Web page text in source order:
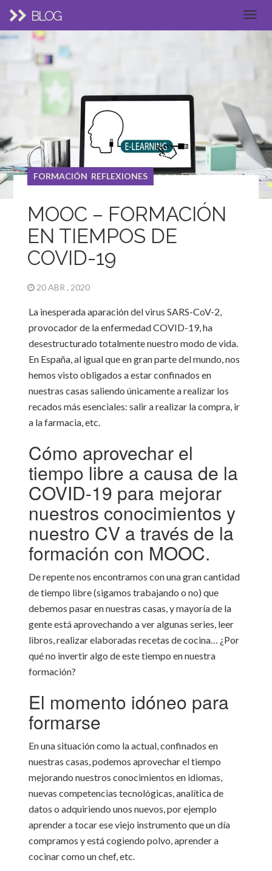
BLOG
FORMACIÓN, REFLEXIONES
MOOC – FORMACIÓN
EN TIEMPOS DE
COVID-19
20 ABR , 2020
La inesperada aparación del virus SARS-CoV-2,
provocador de la enfermedad COVID-19, ha
desestructurado totalmente nuestro modo de vida.
En España, al igual que en gran parte del mundo, nos
hemos visto obligados a estar confinados en
nuestras casas saliendo únicamente a realizar los
recados más esenciales: salir a realizar la compra, ir
a la farmacia, etc.
Cómo aprovechar el
tiempo libre a causa de la
COVID-19 para mejorar
nuestros conocimientos y
nuestro CV a través de la
formación con MOOC.
De repente nos encontramos con una gran cantidad
de tiempo libre (sigamos trabajando o no) que
debemos pasar en nuestras casas, y mayoría de la
gente está aprovechando a ver algunas series, leer
libros, realizar elaboradas recetas de cocina… ¿Por
qué no invertir algo de este tiempo en nuestra
formación?
El momento idóneo para
formarse
En una situación como la actual, confinados en
nuestras casas, podemos aprovechar el tiempo
mejorando nuestros conocimientos en idiomas,
nuevas competencias tecnológicas, analítica de
datos o adquiriendo unos nuevos, por ejemplo
aprender a tocar ese viejo instrumento que un día
compramos y está cogiendo polvo, aprender a
cocinar como un chef, etc.